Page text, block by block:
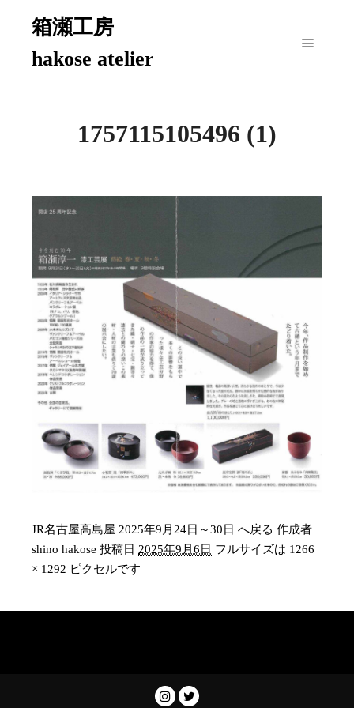
箱瀬工房
hakose atelier
1757115105496 (1)
JR名古屋高島屋 2025年9月24日～30日 へ戻る 作成者
shino hakose 投稿日 2025年9月6日 フルサイズは 1266
× 1292 ピクセルです